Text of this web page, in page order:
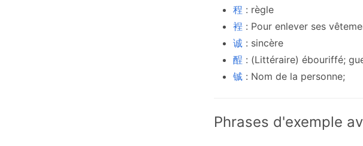
程 : règle
裎 : Pour enlever ses
诚 : sincère
酲 : (Littéraire) ébouriffé;
铖 : Nom de la personne;
Phrases d'exemple